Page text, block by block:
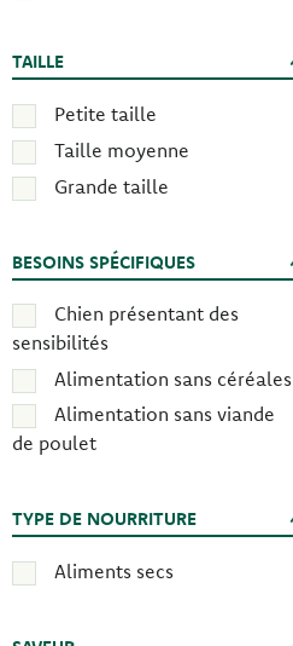
TAILLE
Petite taille
Taille moyenne
Grande taille
BESOINS SPÉCIFIQUES
Chien présentant des
sensibilités
Alimentation sans céréales
Alimentation sans viande
de poulet
TYPE DE NOURRITURE
Aliments secs